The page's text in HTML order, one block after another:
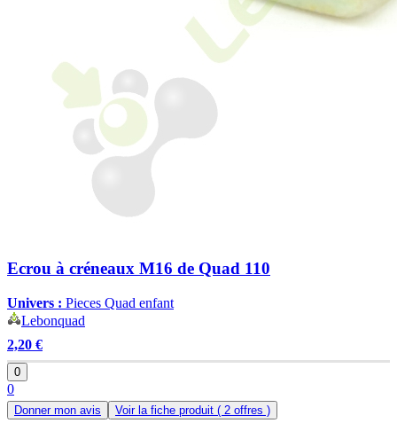
Ecrou à créneaux M16 de Quad 110
Univers : Pieces Quad enfant
Lebonquad
2,20 €
0
0
Donner mon avis Voir la fiche produit ( 2 offres )